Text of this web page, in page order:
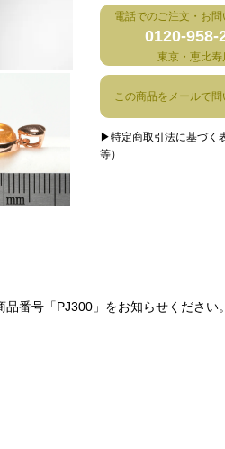
電話でのご注文・お問
0120-958-
東京・恵比寿
この商品をメールで問
▶特定商取引法に基づく
等）
番号「PJ300」をお知らせください。